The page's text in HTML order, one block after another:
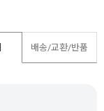
배송/교환/반품